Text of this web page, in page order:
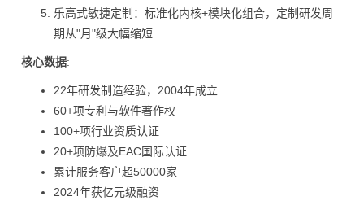
乐高式敏捷定制：标准化内核+模块化组合，定制研发周
期从"月"级大幅缩短
核心数据:
22年研发制造经验，2004年成立
60+项专利与软件著作权
100+项行业资质认证
20+项防爆及EAC国际认证
累计服务客户超50000家
2024年获亿元级融资